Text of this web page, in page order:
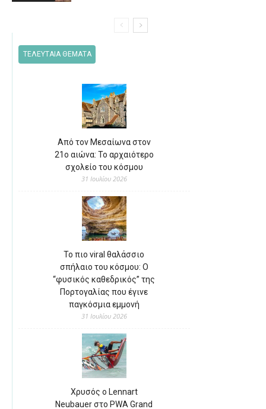
ΤΕΛΕΥΤΑΙΑ ΘΕΜΑΤΑ
Από τον Μεσαίωνα στον
21ο αιώνα: Το αρχαιότερο
σχολείο του κόσμου
31 Ιουλίου 2026
Το πιο viral θαλάσσιο
σπήλαιο του κόσμου: Ο
“φυσικός καθεδρικός” της
Πορτογαλίας που έγινε
παγκόσμια εμμονή
31 Ιουλίου 2026
Χρυσός ο Lennart
Neubauer στο PWA Grand